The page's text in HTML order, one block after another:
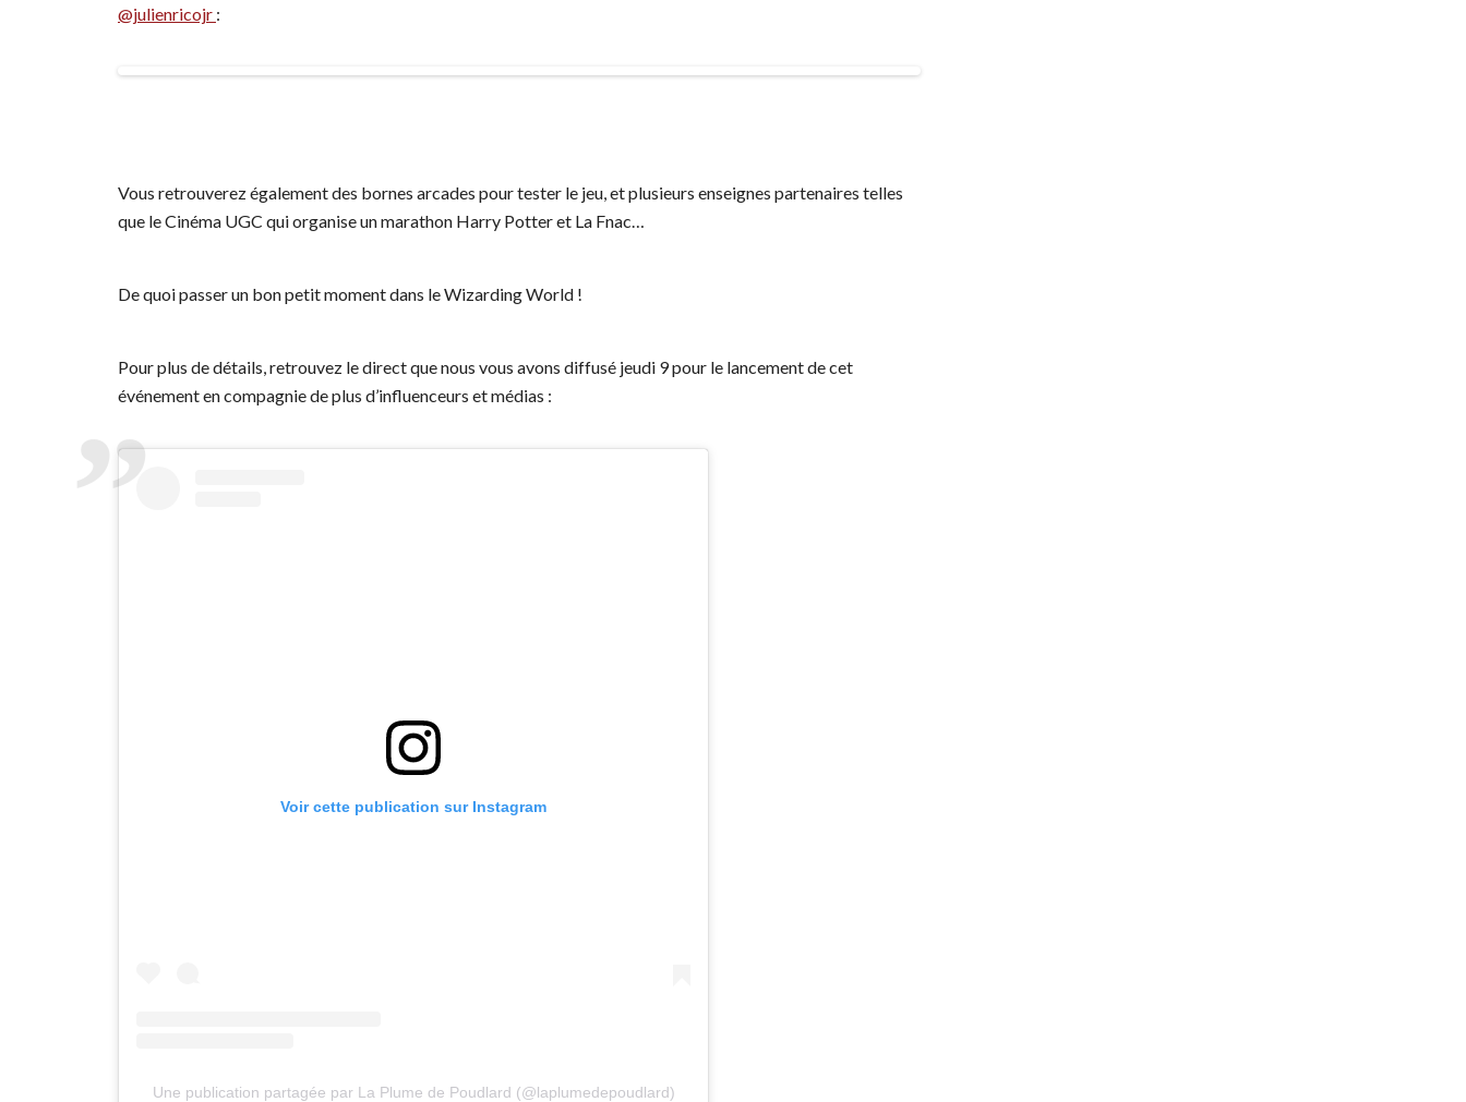
@julienricojr :
Vous retrouverez également des bornes arcades pour tester le jeu, et plusieurs enseignes partenaires telles
que le Cinéma UGC qui organise un marathon Harry Potter et La Fnac…
De quoi passer un bon petit moment dans le Wizarding World !
Pour plus de détails, retrouvez le direct que nous vous avons diffusé jeudi 9 pour le lancement de cet
événement en compagnie de plus d’influenceurs et médias :
Voir cette publication sur Instagram
Une publication partagée par La Plume de Poudlard (@laplumedepoudlard)